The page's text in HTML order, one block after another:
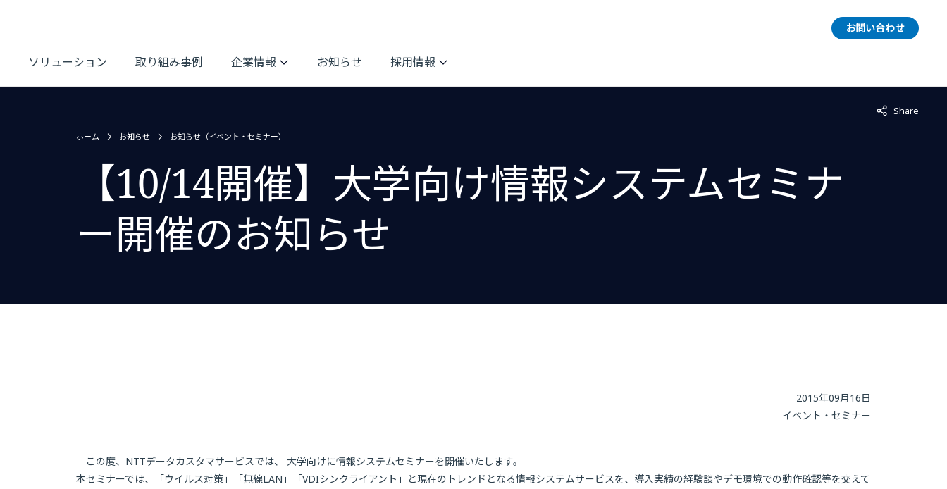
お問い合わせ
ソリューション 取り組み事例 企業情報 お知らせ 採用情報
ホーム お知らせ お知らせ（イベント・セミナー）
【10/14開催】大学向け情報システムセミナ
ー開催のお知らせ
Share
2015年09月16日
イベント・セミナー
この度、NTTデータカスタマサービスでは、 大学向けに情報システムセミナーを開催いたします。
本セミナーでは、「ウイルス対策」「無線LAN」「VDIシンクライアント」と現在のトレンドとなる情報システムサービスを、導入実績の経験談やデモ環境での動作確認等を交えて